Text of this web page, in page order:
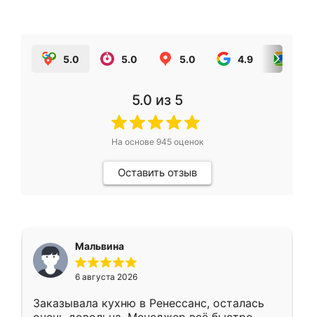
5.0 5.0 5.0 4.9
5.0 из 5
На основе 945оценок
Оставить отзыв
Мальвина
6 августа 2026
Заказывала кухню в Ренессанс, осталась